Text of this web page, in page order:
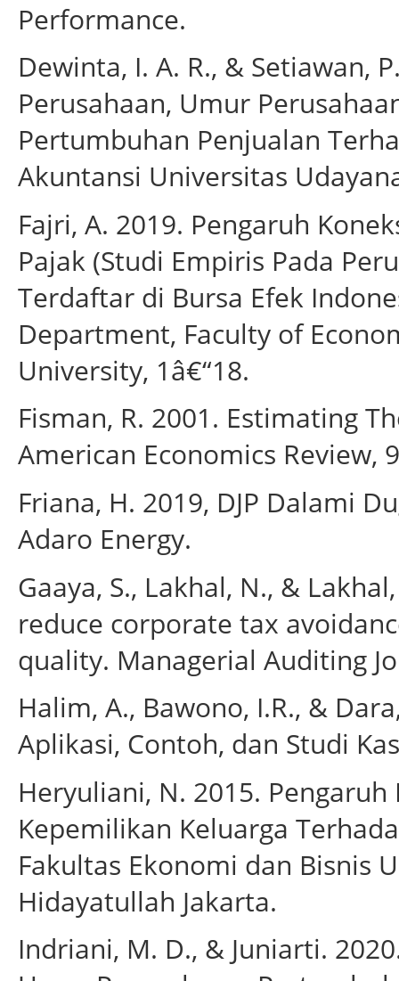
Performance.
Dewinta, I. A. R., & Setiawan,
Perusahaan, Umur
Pertumbuhan Penjualan
Akuntansi Universitas
Fajri, A. 2019. Pengaruh
Pajak (Studi Empiris Pada
Terdaftar di Bursa Efek
Department, Faculty of
University, 1â€“18.
Fisman, R. 2001. Estimating
American Economics Review,
Friana, H. 2019, DJP Dalami
Adaro Energy.
Gaaya, S., Lakhal, N., &
reduce corporate tax
quality. Managerial Auditing
Halim, A., Bawono, I.R., &
Aplikasi, Contoh, dan Studi
Heryuliani, N. 2015.
Kepemilikan Keluarga
Fakultas Ekonomi dan Bisnis
Hidayatullah Jakarta.
Indriani, M. D., & Juniarti.